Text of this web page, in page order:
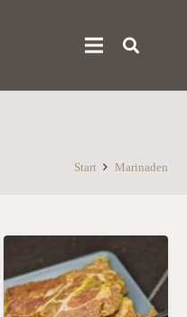
Start Marinaden